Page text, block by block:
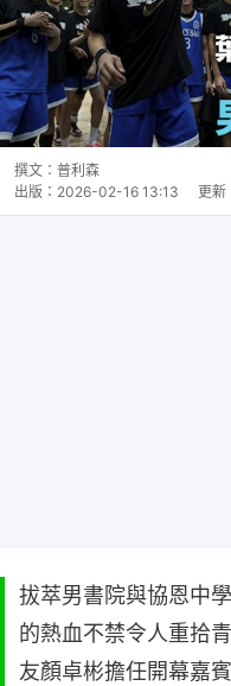
撰文： 普利森
出版： 2026-02-16 13:13 更新
拔萃男書院與協恩中
的熱血不禁令人重拾
友顏卓彬擔任開幕嘉